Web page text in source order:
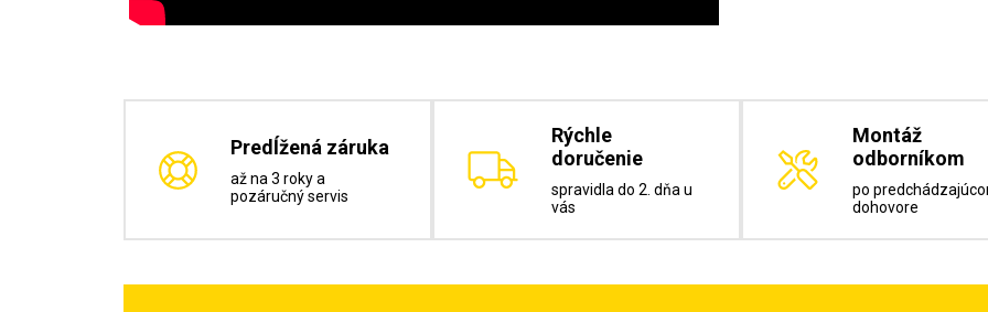
Predĺžená záruka
až na 3 roky a
pozáručný servis
Rýchle
doručenie
spravidla do 2. dňa u
vás
Montáž
odborníkom
po
dohovore